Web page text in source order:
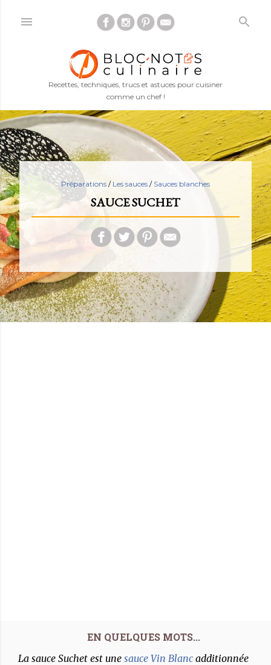
Accéder au contenu principal
Recettes, techniques, trucs et astuces pour cuisiner
comme un chef !
Préparations / Les sauces / Sauces blanches
SAUCE SUCHET
La sauce Suchet est une sauce Vin Blanc additionnée